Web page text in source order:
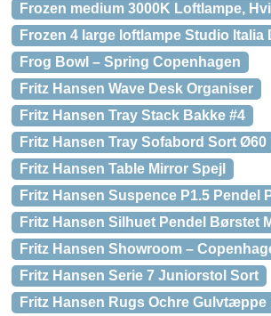
Frozen medium 3000K Loftlampe,
Frozen 4 large loftlampe Studio Italia
Frog Bowl – Spring Copenhagen
Fritz Hansen Wave Desk Organiser
Fritz Hansen Tray Stack Bakke #4
Fritz Hansen Tray Sofabord Sort Ø60
Fritz Hansen Table Mirror Spejl
Fritz Hansen Suspence P1.5 Pendel
Fritz Hansen Silhuet Pendel Børstet
Fritz Hansen Showroom –
Fritz Hansen Serie 7 Juniorstol Sort
Fritz Hansen Rugs Ochre Gulvtæppe